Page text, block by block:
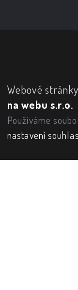
Webové
na webu s.r.o.
Používáme
nastavení